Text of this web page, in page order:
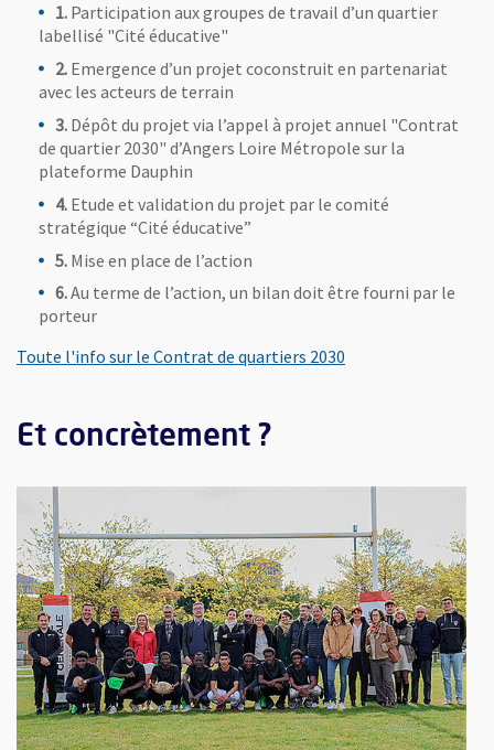
1. Participation aux groupes de travail d’un quartier
labellisé "Cité éducative"
2. Emergence d’un projet coconstruit en partenariat
avec les acteurs de terrain
3. Dépôt du projet via l’appel à projet annuel "Contrat
de quartier 2030" d’Angers Loire Métropole sur la
plateforme Dauphin
4. Etude et validation du projet par le comité
stratégique “Cité éducative”
5. Mise en place de l’action
6.Au terme de l’action, un bilan doit être fourni par le
porteur
Toute l'info sur le Contrat de quartiers 2030
Et concrètement ?